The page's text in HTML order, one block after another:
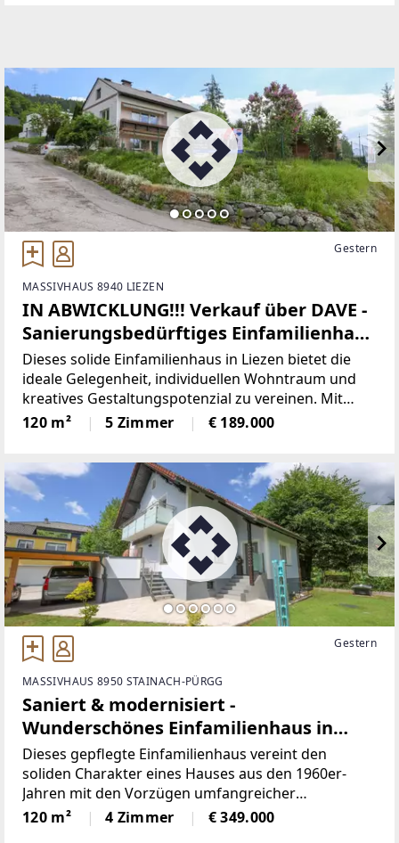
Gestern
MASSIVHAUS 8940 LIEZEN
IN ABWICKLUNG!!! Verkauf über DAVE -
Sanierungsbedürftiges Einfamilienhaus
mit großem Potenzial!
Dieses solide Einfamilienhaus in Liezen bietet die
ideale Gelegenheit, individuellen Wohntraum und
kreatives Gestaltungspotenzial zu vereinen. Mit
einer Wohnfläche von gut 120m² auf einem rund
590 m² großen Grundstück eignet sich die
120 m² 5 Zimmer € 189.000
Gestern
MASSIVHAUS 8950 STAINACH-PÜRGG
Saniert & modernisiert -
Wunderschönes Einfamilienhaus in
heller und freundlicher Lage!
Dieses gepflegte Einfamilienhaus vereint den
soliden Charakter eines Hauses aus den 1960er-
Jahren mit den Vorzügen umfangreicher
Modernisierungen der letzten Jahre. Auf einer
Wohnfläche von ca. 120 m² bietet die Immobilie
120 m² 4 Zimmer € 349.000